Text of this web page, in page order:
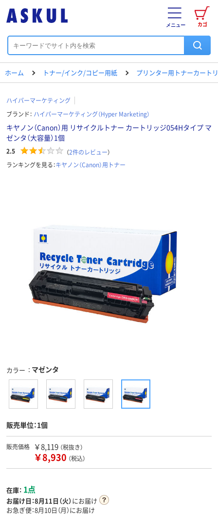
カゴ
メニュー
ホーム トナー/インク/コピー用紙 プリンター用トナーカート
ハイパーマーケティング
ブランド： ハイパーマーケティング（Hyper Marketing）
キヤノン（Canon）用 リサイクルトナー カートリッジ054Hタイプ マ
ゼンタ（大容量）1個
2.5 （2件のレビュー）
ランキングを見る：キヤノン（Canon）用トナー
カラー マゼンタ
販売単位：1個
販売価格 ￥8,119 （税抜き）
￥8,930 （税込）
在庫： 1点
お届け日：8月11日（火）にお届け
お急ぎ便：8月10日（月）にお届け